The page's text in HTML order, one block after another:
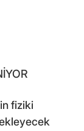
fiziki